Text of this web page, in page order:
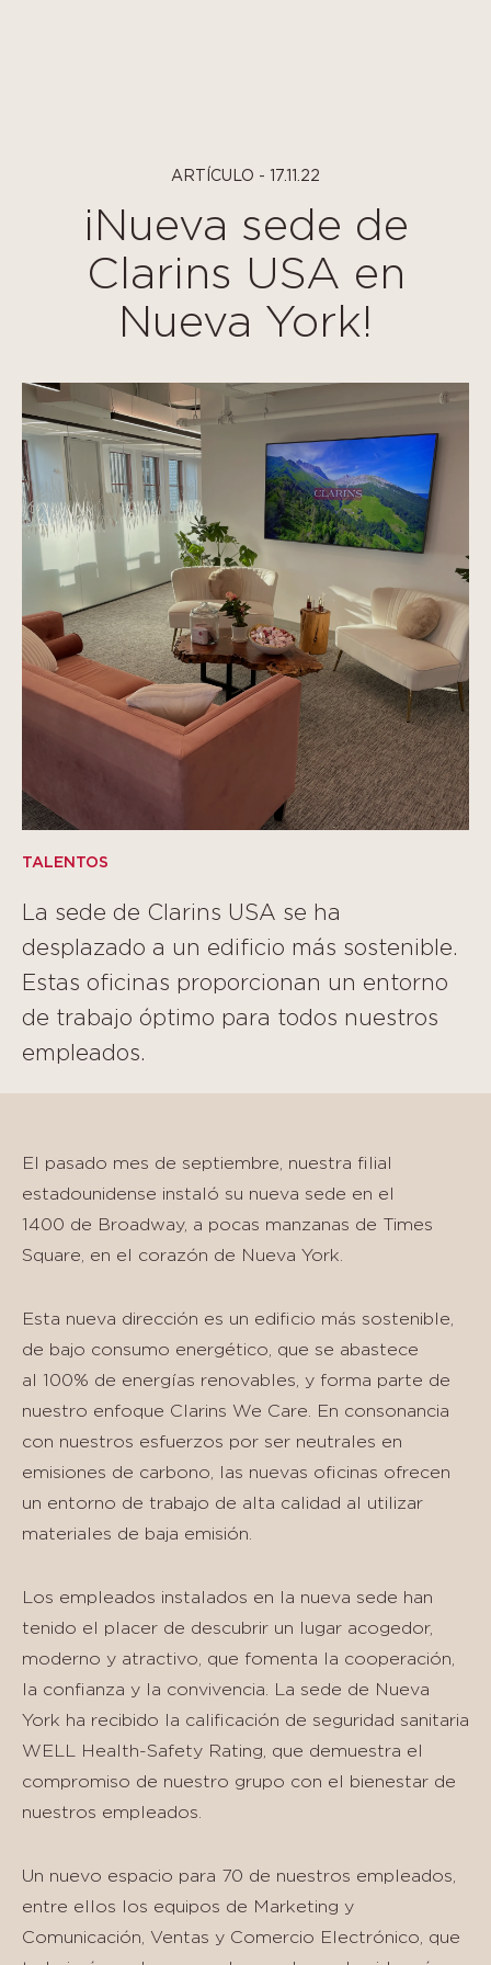
ARTÍCULO - 17.11.22
¡Nueva sede de
Clarins USA en
Nueva York!
TALENTOS
La sede de Clarins USA se ha
desplazado a un edificio más sostenible.
Estas oficinas proporcionan un entorno
de trabajo óptimo para todos nuestros
empleados.
El pasado mes de septiembre, nuestra filial
estadounidense instaló su nueva sede en el
1400 de Broadway, a pocas manzanas de Times
Square, en el corazón de Nueva York.
Esta nueva dirección es un edificio más sostenible,
de bajo consumo energético, que se abastece
al 100% de energías renovables, y forma parte de
nuestro enfoque Clarins We Care. En consonancia
con nuestros esfuerzos por ser neutrales en
emisiones de carbono, las nuevas oficinas ofrecen
un entorno de trabajo de alta calidad al utilizar
materiales de baja emisión.
Los empleados instalados en la nueva sede han
tenido el placer de descubrir un lugar acogedor,
moderno y atractivo, que fomenta la cooperación,
la confianza y la convivencia. La sede de Nueva
York ha recibido la calificación de seguridad sanitaria
WELL Health-Safety Rating, que demuestra el
compromiso de nuestro grupo con el bienestar de
nuestros empleados.
Un nuevo espacio para 70 de nuestros empleados,
entre ellos los equipos de Marketing y
Comunicación, Ventas y Comercio Electrónico, que